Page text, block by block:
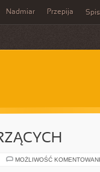
Nadmiar Przepija
MOŻLIWOŚĆ